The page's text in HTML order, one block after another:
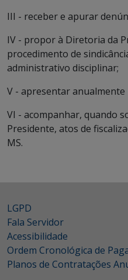
III - receber e apurar
IV - propor à Diretoria da
procedimento de
administrativo disciplinar;
V - apresentar
VI - acompanhar, quando
Presidente, atos de
MS.
LGPD
Fala Servidor
Acessibilidade
Ordem Cronológica de
Planos de Contratações